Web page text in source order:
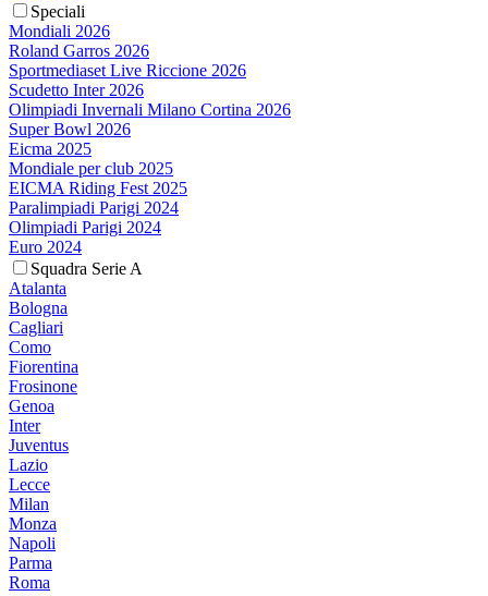
Speciali
Mondiali 2026
Roland Garros 2026
Sportmediaset Live Riccione 2026
Scudetto Inter 2026
Olimpiadi Invernali Milano Cortina 2026
Super Bowl 2026
Eicma 2025
Mondiale per club 2025
EICMA Riding Fest 2025
Paralimpiadi Parigi 2024
Olimpiadi Parigi 2024
Euro 2024
Squadra Serie A
Atalanta
Bologna
Cagliari
Como
Fiorentina
Frosinone
Genoa
Inter
Juventus
Lazio
Lecce
Milan
Monza
Napoli
Parma
Roma